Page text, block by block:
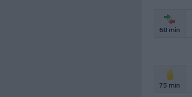
68 min
75 min